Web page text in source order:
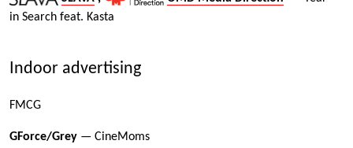
in Search feat. Kasta
Indoor advertising
FMCG
GForce/Grey — CineMoms